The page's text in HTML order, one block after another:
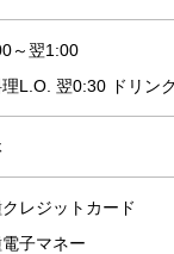
～翌1:00
理L.O. 翌0:30 ドリン
レジットカード
子マネー